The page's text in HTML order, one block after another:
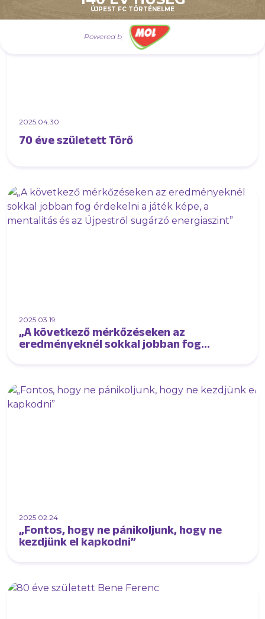
ÚJPEST FC TÖRTÉNELME
Powered by
2025.04.30
70 éve született Törő
2025.03.19
„A következő mérkőzéseken az
eredményeknél sokkal jobban fog
2025.02.24
„Fontos, hogy ne pánikoljunk, hogy ne
kezdjünk el kapkodni”